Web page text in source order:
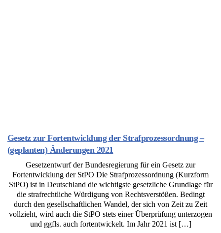
Gesetz zur Fortentwicklung der Strafprozessordnung –
(geplanten) Änderungen 2021
Gesetzentwurf der Bundesregierung für ein Gesetz zur
Fortentwicklung der StPO Die Strafprozessordnung (Kurzform
StPO) ist in Deutschland die wichtigste gesetzliche Grundlage für
die strafrechtliche Würdigung von Rechtsverstößen. Bedingt
durch den gesellschaftlichen Wandel, der sich von Zeit zu Zeit
vollzieht, wird auch die StPO stets einer Überprüfung unterzogen
und ggfls. auch fortentwickelt. Im Jahr 2021 ist […]